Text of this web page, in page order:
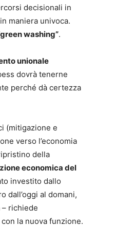
decisionali in
maniera univoca.
washing”.
unionale
dovrà tenerne
perché dà certezza
(mitigazione e
verso l’economia
della
economica del
investito dallo
dall’oggi al domani,
– richiede
la nuova funzione.